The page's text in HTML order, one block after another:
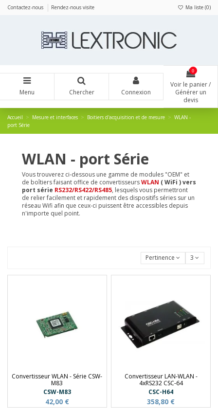
Contactez-nous Rendez-nous visite Ma liste (0)
Menu Chercher Connexion
0
Voir le panier /
Générer un
devis
Accueil Mesure et interfaces Boitiers d'acquisition et de mesure
WLAN -
port Série
WLAN - port Série
Vous trouverez ci-dessous une gamme de modules "OEM" et
de boîtiers faisant office de convertisseursWLAN ( WiFi ) vers
port série RS232/RS422/RS485, lesquels vous permettront
de relier facilement et rapidement des dispositifs séries sur un
réseau Wifi afin que ceux-ci puissent être accessibles depuis
n'importe quel point.
Pertinence 3
Convertisseur WLAN - Série CSW-
M83
CSW-M83
42,00 €
Convertisseur LAN-WLAN -
4xRS232 CSC-64
CSC-H64
358,80 €
Panneau de gestion des cookies